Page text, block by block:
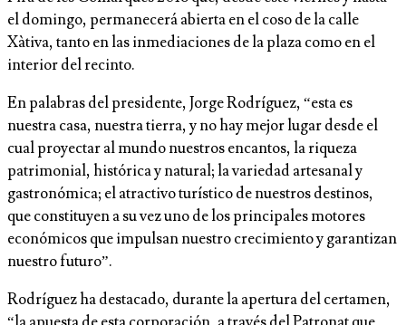
el domingo, permanecerá abierta en el coso de la calle
Xàtiva, tanto en las inmediaciones de la plaza como en el
interior del recinto.
En palabras del presidente, Jorge Rodríguez, “esta es
nuestra casa, nuestra tierra, y no hay mejor lugar desde el
cual proyectar al mundo nuestros encantos, la riqueza
patrimonial, histórica y natural; la variedad artesanal y
gastronómica; el atractivo turístico de nuestros destinos,
que constituyen a su vez uno de los principales motores
económicos que impulsan nuestro crecimiento y garantizan
nuestro futuro”.
Rodríguez ha destacado, durante la apertura del certamen,